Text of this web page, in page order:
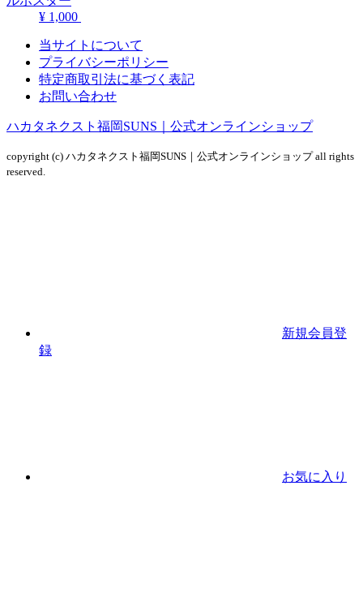
¥ 1,000
当サイトについて
プライバシーポリシー
特定商取引法に基づく表記
お問い合わせ
ハカタネクスト福岡SUNS｜公式オンラインショップ
copyright (c) ハカタネクスト福岡SUNS｜公式オンラインショップ all rights
reserved.
新規会員登
録
お気に入り